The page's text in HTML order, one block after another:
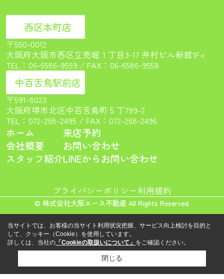
西区本町店
〒550-0012
大阪府大阪市西区立売堀１丁目3-17 井村ビル新館1F<
TEL： 06-6586-9559 / FAX：06-6586-9558
中百舌鳥駅前店
〒591-8023
大阪府堺市北区中百舌鳥町５丁799-2
TEL： 072-268-2495 / FAX：072-268-2496
ホーム
会社概要
スタッフ紹介
来店予約
お問い合わせ
LINEからお問い合わせ
プライバシーポリシー利用規約
© 株式会社大阪エース不動産 All Rights Reserved.
当サイトでは、お客様の当サイト利用状況把握、サービス向上検討を目的と
して、クッキー（Cookie）を使用しています。
詳しくは、当社の 「Cookieの取扱いについて」 をご確認ください。
閉じる